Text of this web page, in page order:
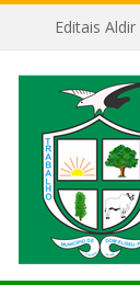
Editais